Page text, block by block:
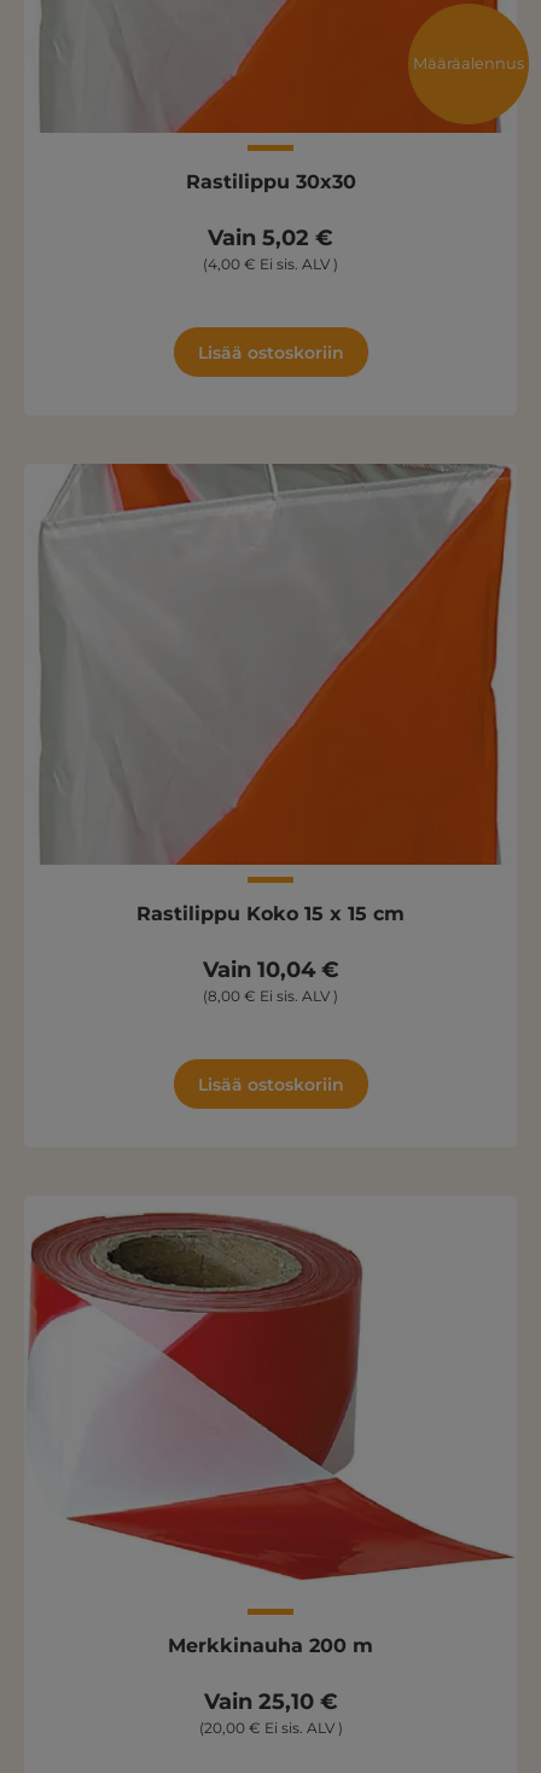
Määräalennus
Rastilippu 30x30
Vain 5,02 €
(4,00 € Ei sis. ALV )
Lisää ostoskoriin
Rastilippu Koko 15 x 15 cm
Vain 10,04 €
(8,00 € Ei sis. ALV )
Lisää ostoskoriin
Merkkinauha 200 m
Vain 25,10 €
(20,00 € Ei sis. ALV )